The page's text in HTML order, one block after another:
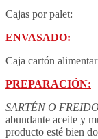
Cajas por
ENVASADO:
Caja cartón
PREPARACIÓN:
SARTÉN O
abundante aceite y
producto esté bien